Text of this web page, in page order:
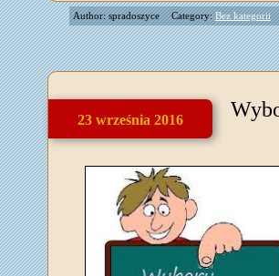
Author: spradoszyce Category:Bez kategorii
23 września 2016